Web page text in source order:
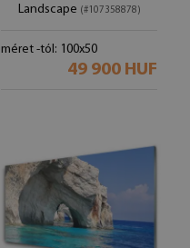
Landscape (#107358878)
méret -tól: 100x50
49 900 HUF